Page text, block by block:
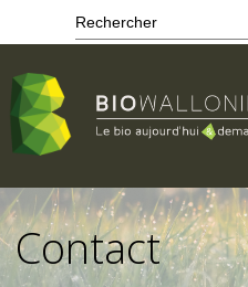
Passer
au
contenu
principal
Contact